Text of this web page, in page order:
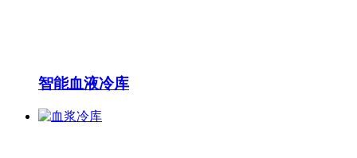
智能血液冷库